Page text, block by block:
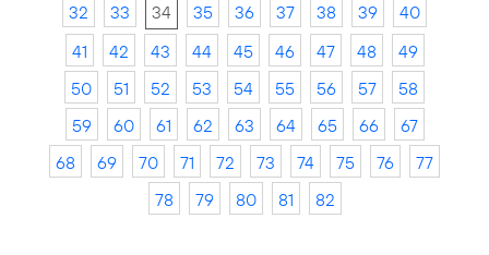
32
33 34 35 36 37 38 39
40
41
42 43 44 45 46 47 48
49
50
51 52 53 54 55 56 57
58
59
60 61 62 63 64 65 66
67
68
69 70 71 72 73 74 75 76
77
78
79 80 81 82